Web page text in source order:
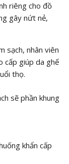
riêng cho đồ
gây nứt nẻ,
sạch, nhân viên
cấp giúp da ghế
thọ.
sẽ phần khung
khẩn cấp